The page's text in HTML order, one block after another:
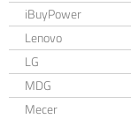
iBuyPower
Lenovo
LG
MDG
Mecer